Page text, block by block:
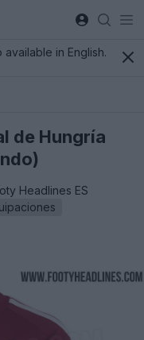
in English.
de Hungría
Headlines ES